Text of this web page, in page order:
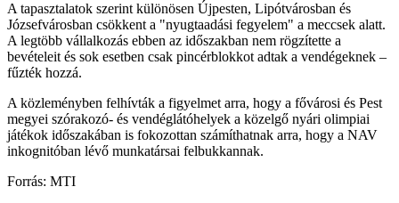
A tapasztalatok szerint különösen Újpesten, Lipótvárosban és
Józsefvárosban csökkent a "nyugtaadási fegyelem" a meccsek alatt.
A legtöbb vállalkozás ebben az időszakban nem rögzítette a
bevételeit és sok esetben csak pincérblokkot adtak a vendégeknek –
fűzték hozzá.
A közleményben felhívták a figyelmet arra, hogy a fővárosi és Pest
megyei szórakozó- és vendéglátóhelyek a közelgő nyári olimpiai
játékok időszakában is fokozottan számíthatnak arra, hogy a NAV
inkognitóban lévő munkatársai felbukkannak.
Forrás: MTI